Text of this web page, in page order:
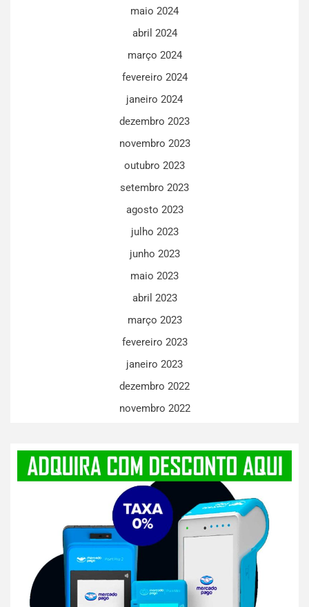
maio 2024
abril 2024
março 2024
fevereiro 2024
janeiro 2024
dezembro 2023
novembro 2023
outubro 2023
setembro 2023
agosto 2023
julho 2023
junho 2023
maio 2023
abril 2023
março 2023
fevereiro 2023
janeiro 2023
dezembro 2022
novembro 2022